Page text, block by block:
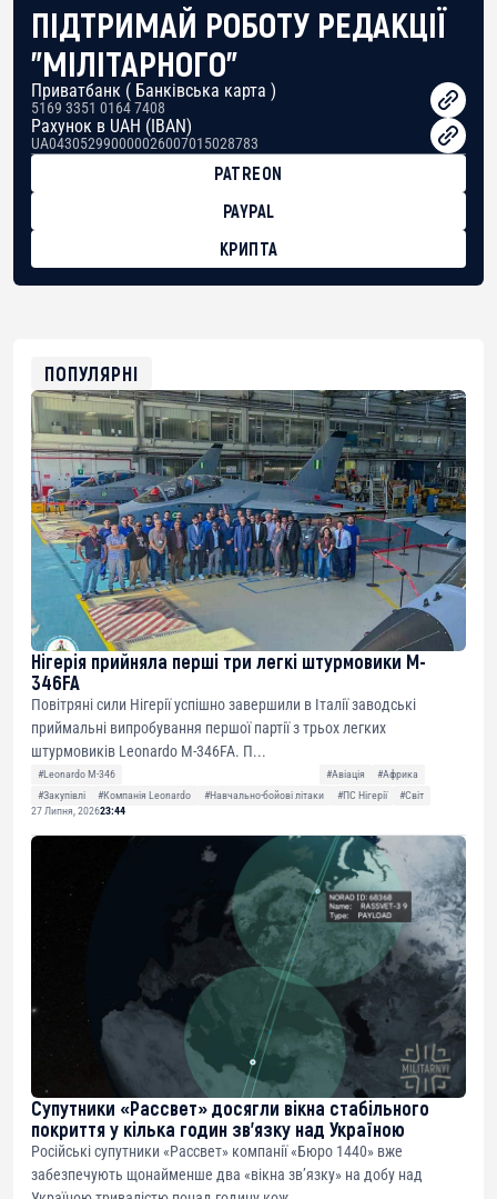
ПІДТРИМАЙ РОБОТУ РЕДАКЦІЇ
"МІЛІТАРНОГО"
Приватбанк ( Банківська карта )
5169 3351 0164 7408
Рахунок в UAH (IBAN)
UA043052990000026007015028783
PATREON
PAYPAL
КРИПТА
0xfD02863D3289416fcF50975c9DFda13623f97758
ПОПУЛЯРНІ
Нігерія прийняла перші три легкі штурмовики M-
346FA
Повітряні сили Нігерії успішно завершили в Італії заводські
приймальні випробування першої партії з трьох легких
штурмовиків Leonardo M-346FA. П...
#Leonardo M-346 #Авіація
#Африка
#Закупівлі
#Компанія Leonardo #Навчально-бойові літаки #ПС Нігерії
#Світ
27 Липня, 202623:44
Супутники «Рассвет» досягли вікна стабільного
покриття у кілька годин зв’язку над Україною
Російські супутники «Рассвет» компанії «Бюро 1440» вже
забезпечують щонайменше два «вікна зв’язку» на добу над